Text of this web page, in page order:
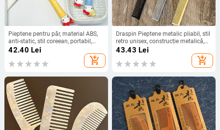
Pieptene pentru păr, material ABS,
anti-static, stil coreean, portabil,
origine: Jinhua
42.40 Lei
add_shopping_cart
Draspin Pieptene metalic pliabil, stil
retro unisex, construcție metalică,
listare primăvara 2023
43.43 Lei
add_shopping_cart